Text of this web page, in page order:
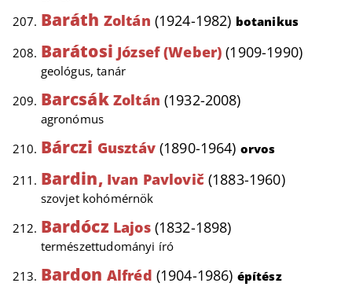
Baráth Zoltán (1924-1982) botanikus
Barátosi József (Weber)(1909-1990)
geológus, tanár
Barcsák Zoltán (1932-2008)
agronómus
Bárczi Gusztáv (1890-1964) orvos
Bardin, Ivan Pavlovič(1883-1960)
szovjet kohómérnök
Bardócz Lajos (1832-1898)
természettudományi író
Bardon Alfréd (1904-1986) építész